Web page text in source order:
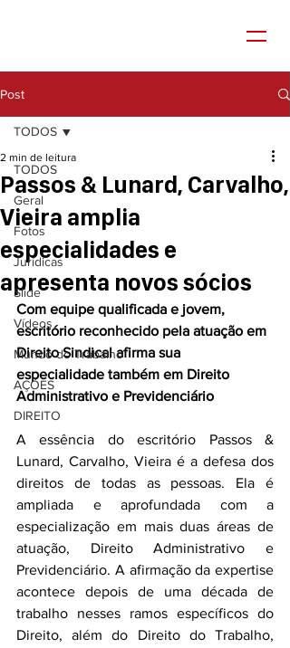
Post
TODOS
Geral
Fotos
Jurídicas
Slide
Vídeos
Mundo do Trabalho
AÇÕES
DIREITO
TODOS
Passos & Lunard, Carvalho,
Vieira amplia
especialidades e
apresenta novos sócios
2 min de leitura
Com equipe qualificada e jovem,
escritório reconhecido pela atuação em
Direito Sindical afirma sua
especialidade também em Direito
Administrativo e Previdenciário
A essência do escritório Passos &
Lunard, Carvalho, Vieira é a defesa dos
direitos de todas as pessoas. Ela é
ampliada e aprofundada com a
especialização em mais duas áreas de
atuação, Direito Administrativo e
Previdenciário. A afirmação da expertise
acontece depois de uma década de
trabalho nesses ramos específicos do
Direito, além do Direito do Trabalho,